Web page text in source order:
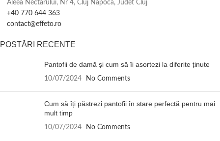
Aleea Nectarului, Nr 4, Cluj Napoca, Judet Cluj
+40 770 644 363
contact@effeto.ro
POSTĂRI RECENTE
Pantofii de damă și cum să îi asortezi la diferite ținute
10/07/2024 No Comments
Cum să îți păstrezi pantofii în stare perfectă pentru mai
mult timp
10/07/2024 No Comments